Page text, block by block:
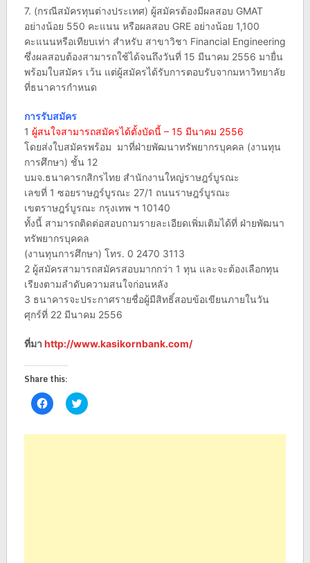
7. (กรณีสมัครทุนต่างประเทศ) ผู้สมัครต้องมีผลสอบ GMAT
อย่างน้อย 550 คะแนน หรือผลสอบ GRE อย่างน้อย 1,100
คะแนนหรือเทียบเท่า สำหรับ สาขาวิชา Financial Engineering
ซึ่งผลสอบต้องสามารถใช้ได้จนถึงวันที่ 15 มีนาคม 2556 มายื่น
พร้อมใบสมัคร เว้น แต่ผู้สมัครได้รับการตอบรับจากมหาวิทยาลัย
ที่ธนาคารกำหนด
การรับสมัคร
1 ผู้สนใจสามารถสมัครได้ตั้งบัดนี้ – 15 มีนาคม 2556
โดยส่งใบสมัครพร้อม มาที่ฝ่ายพัฒนาทรัพยากรบุคคล (งานทุน
การศึกษา) ชั้น 12
บมจ.ธนาคารกสิกรไทย สำนักงานใหญ่ราษฎร์บูรณะ
เลขที่ 1 ซอยราษฎร์บูรณะ 27/1 ถนนราษฎร์บูรณะ
เขตราษฎร์บูรณะ กรุงเทพ ฯ 10140
ทั้งนี้ สามารถติดต่อสอบถามรายละเอียดเพิ่มเติมได้ที่ ฝ่ายพัฒนา
ทรัพยากรบุคคล
(งานทุนการศึกษา) โทร. 0 2470 3113
2 ผู้สมัครสามารถสมัครสอบมากกว่า 1 ทุน และจะต้องเลือกทุน
เรียงตามลำดับความสนใจก่อนหลัง
3 ธนาคารจะประกาศรายชื่อผู้มีสิทธิ์สอบข้อเขียนภายในวัน
ศุกร์ที่ 22 มีนาคม 2556
ที่มา http://www.kasikornbank.com/
Share this:
Click
to
Facebook
Click
to
Twitter